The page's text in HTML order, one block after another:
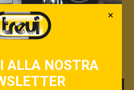
personalizzare i contenuti che ti invieremo.
×
ALLA NOSTRA